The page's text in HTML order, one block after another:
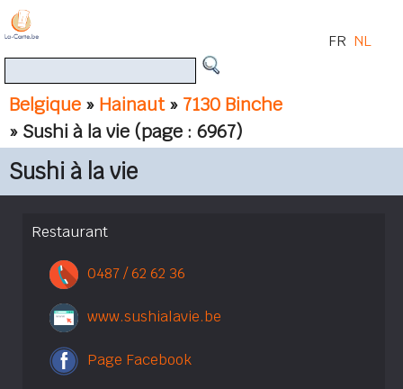
Belgique » Hainaut» 7130 Binche
» Sushi à la vie (page : 6967)
FR NL
Sushi à la vie
Restaurant
0487 / 62 62 36
www.sushialavie.be
Page Facebook